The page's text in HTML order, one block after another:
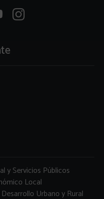
y Servicios Públicos
Local
Urbano y Rural